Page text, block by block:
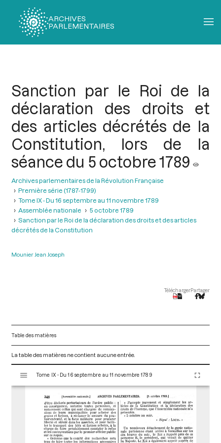
ARCHIVES
PARLEMENTAIRES
Sanction par le Roi de la
déclaration des droits et
des articles décrétés de la
Constitution, lors de la
séance du 5 octobre 1789
Archives parlementaires de la Révolution Française
Première série (1787-1799)
Tome IX - Du 16 septembre au 11 novembre 1789
Assemblée nationale
5 octobre 1789
Sanction par le Roi de la déclaration des droits et des articles
décrétés de la Constitution
Mounier Jean Joseph
TéléchargerPartager
Table des matières
La table des matières ne contient aucune entrée.
s
Tome IX - Du 16 septembre au 11 novembre 1789